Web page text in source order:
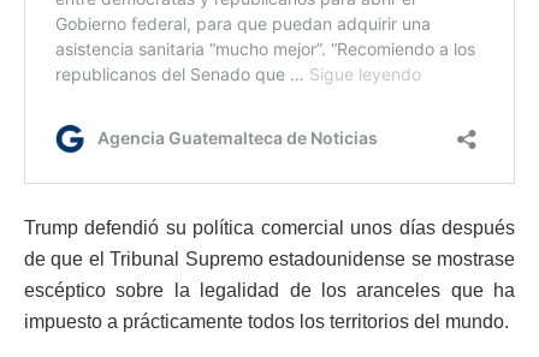
Trump defendió su política comercial unos días después
de que el Tribunal Supremo estadounidense se mostrase
escéptico sobre la legalidad de los aranceles que ha
impuesto a prácticamente todos los territorios del mundo.